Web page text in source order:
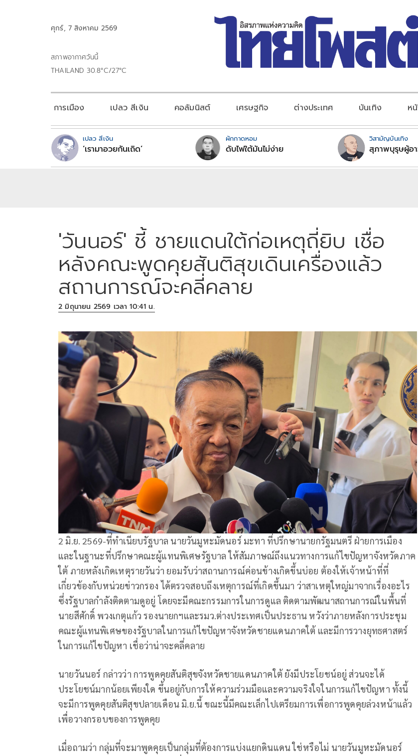
ศุกร์, 7 สิงหาคม 2569
สภาพอากาศวันนี้
THAILAND 30.8°C/27°C
การเมือง เปลว สีเงิน คอลัมนิสต์ เศรษฐกิจ ต่างประเทศ บันเทิง ห
เปลว สีเงิน
‘เรามาอวยกันเถิด’
ผักกาดหอม
ดับไฟใต้มันไม่ง่าย
วิสามัญบันเทิง
สุภาพบุรุษผู้อา
'วันนอร์' ชี้ ชายแดนใต้ก่อเหตุถี่ยิบ เชื่อ
หลังคณะพูดคุยสันติสุขเดินเครื่องแล้ว
สถานการณ์จะคลี่คลาย
2 มิถุนายน 2569 เวลา 10:41 น.
2 มิ.ย. 2569-ที่ทําเนียบรัฐบาล นายวันมูหะมัดนอร์ มะทา ที่ปรึกษานายกรัฐมนตรี ฝ่ายการเมือง
และในฐานะที่ปรึกษาคณะผู้แทนพิเศษรัฐบาล ให้สัมภาษณ์ถึงแนวทางการแก้ไขปัญหาจังหวัดภาค
ใต้ ภายหลังเกิดเหตุรายวันว่า ยอมรับว่าสถานการณ์ค่อนข้างเกิดขึ้นบ่อย ต้องให้เจ้าหน้าที่ที่
เกี่ยวข้องกับหน่วยข่าวกรอง ได้ตรวจสอบถึงเหตุการณ์ที่เกิดขึ้นมา ว่าสาเหตุใหญ่มาจากเรื่องอะไร
ซึ่งรัฐบาลกําลังติดตามดูอยู่ โดยจะมีคณะกรรมการในการดูแล ติดตามพัฒนาสถานการณ์ในพื้นที่
นายสีศักดิ์ พวงเกตุแก้ว รองนายกฯและรมว.ต่างประเทศเป็นประธาน หวังว่าภายหลังการประชุม
คณะผู้แทนพิเศษของรัฐบาลในการแก้ไขปัญหาจังหวัดชายแดนภาคใต้ และมีการวางยุทธศาสตร์
ในการแก้ไขปัญหา เชื่อว่าน่าจะคลี่คลาย
นายวันนอร์ กล่าวว่า การพูดคุยสันติสุขจังหวัดชายแดนภาคใต้ ยังมีประโยชน์อยู่ ส่วนจะได้
ประโยชน์มากน้อยเพียงใด ขึ้นอยู่กับการให้ความร่วมมือและความจริงใจในการแก้ไขปัญหา ทั้งนี้
จะมีการพูดคุยสันติสุขปลายเดือน มิ.ย.นี้ ขณะนี้มีคณะเล็กไปเตรียมการเพื่อการพูดคุยล่วงหน้าแล้ว
เพื่อวางกรอบของการพูดคุย
เมื่อถามว่า กลุ่มที่จะมาพูดคุยเป็นกลุ่มที่ต้องการแบ่งแยกดินแดน ใช่หรือไม่ นายวันมูหะมัดนอร์